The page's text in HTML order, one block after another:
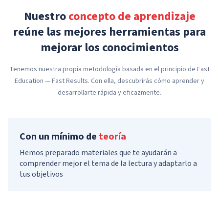
Nuestroconcepto de aprendizaje
reúne las mejores herramientas para
mejorar los conocimientos
Tenemos nuestra propia metodología basada en el principio de Fast
Education — Fast Results. Con ella, descubrirás cómo aprender y
desarrollarte rápida y eficazmente.
Con un mínimo de teoría
Hemos preparado materiales que te ayudarán a
comprender mejor el tema de la lectura y adaptarlo a
tus objetivos